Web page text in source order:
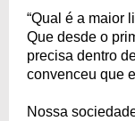
“Qual é a maior
Que desde o
precisa dentro
convenceu que
Nossa